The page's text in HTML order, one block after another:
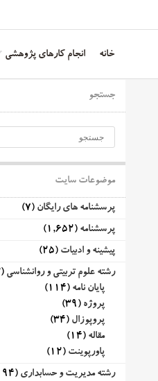
خانه انجام کارهای پژوهشی
جستجو
موضوعات سایت
پرسشنامه های رایگان (7)
پرسشنامه (1,652)
پیشینه و ادبیات (25)
رشته علوم تربیتی و روانشناسی (213)
پایان نامه (114)
پروژه (39)
پروپوزال (34)
مقاله (14)
پاورپوینت (12)
رشته مدیریت و حسابداری (194)